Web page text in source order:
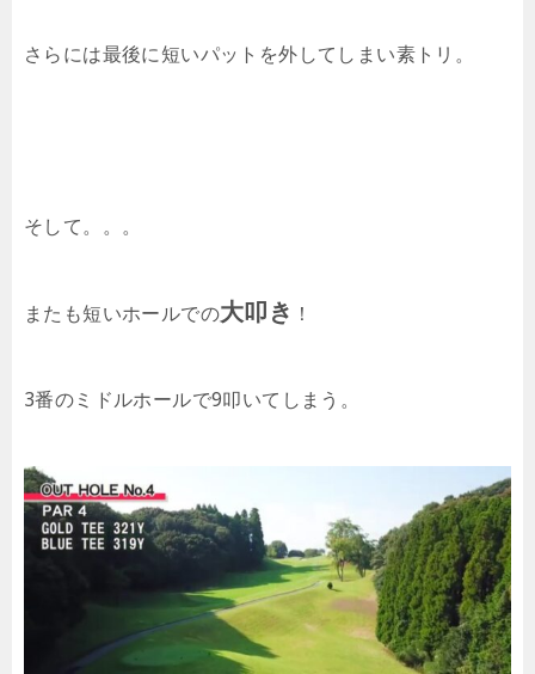
さらには最後に短いパットを外してしまい素トリ。
そして。。。
またも短いホールでの大叩き ！
3番のミドルホールで9叩いてしまう。